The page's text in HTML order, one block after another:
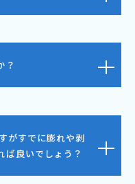
？
がすでに膨れや剥
ば良いでしょう？